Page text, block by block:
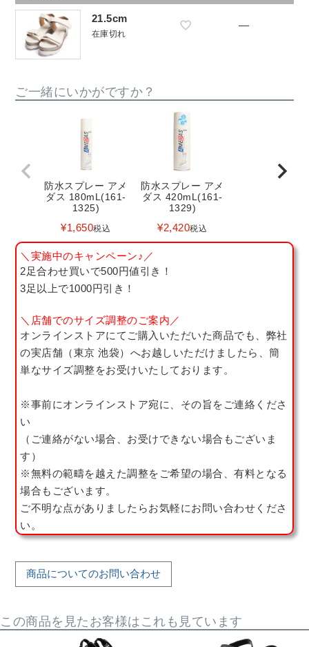
21.5cm
在庫切れ
—
ご一緒にいかがですか？
防水スプレー アメ
ダス 180mL(161-
1325)
¥1,650税込
防水スプレー アメ
ダス 420mL(161-
1329)
¥2,420税込
＼実施中のキャンペーン♪／
2足合わせ買いで500円値引き！
3足以上で1000円引き！
＼店舗でのサイズ調整のご案内／
オンラインストアにてご購入いただいた商品でも、弊社
の実店舗（東京 池袋）へお越しいただけましたら、簡
単なサイズ調整をお受けいたしております。
※事前にオンラインストア宛に、その旨をご連絡くださ
い
（ご連絡がない場合、お受けできない場合もございま
す）
※無料の範疇を越えた調整をご希望の場合、有料となる
場合もございます。
ご不明な点がありましたらお気軽にお問い合わせくださ
い。
商品についてのお問い合わせ
この商品を見たお客様はこれも見ています